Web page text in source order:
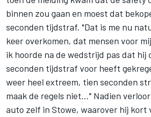
binnen zou gaan en moest dat
seconden tijdstraf. "Dat is me nu
keer overkomen, dat mensen voor
ik hoorde na de wedstrijd pas dat hij
seconden tijdstraf voor heeft
weer heel extreem, tien seconden
maak de regels niet..." Nadien
auto zelf in Stowe, waarover hij kort